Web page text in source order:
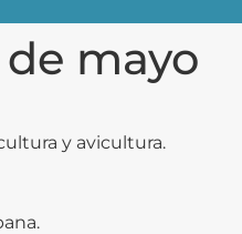
mayo
y avicultura.